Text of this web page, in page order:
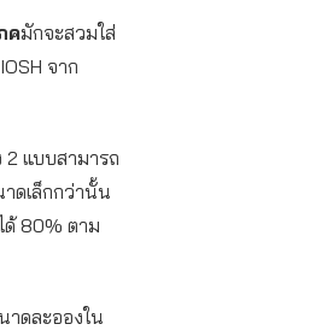
คมักจะสวมใส่
จาก
แบบสามารถ
ดเล็กกว่านั้น
ด้ 80% ตาม
าดละอองใน